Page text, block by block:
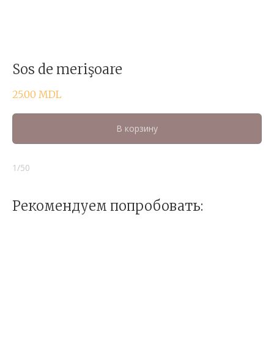
Sos de merişoare
25.00 MDL
В корзину
1/50
Рекомендуем попробовать: